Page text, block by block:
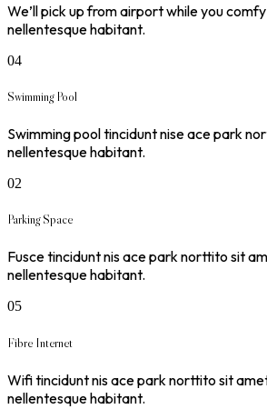
We’ll pick up from airport while you
nellentesque habitant.
04
Swimming Pool
Swimming pool tincidunt nise ace park
nellentesque habitant.
02
Parking Space
Fusce tincidunt nis ace park norttito sit
nellentesque habitant.
05
Fibre Internet
Wifi tincidunt nis ace park norttito sit
nellentesque habitant.